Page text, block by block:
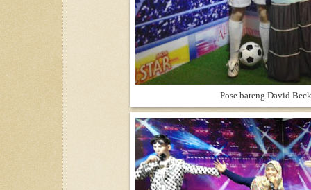
Pose bareng David